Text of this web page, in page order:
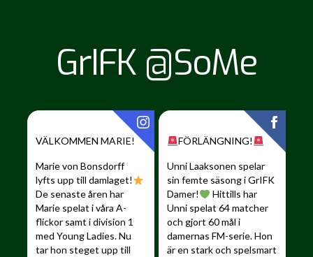
GrIFK @SoMe
VÄLKOMMEN MARIE!
Marie von Bonsdorff
lyfts upp till damlaget!
De senaste åren har
Marie spelat i våra A-
flickor samt i division 1
med Young Ladies. Nu
tar hon steget upp till
FÖRLÄNGNING!
Unni Laaksonen spelar
sin femte säsong i GrIFK
Damer!
Hittills har
Unni spelat 64 matcher
och gjort 60 mål i
damernas FM-serie. Hon
är en stark och spelsmart